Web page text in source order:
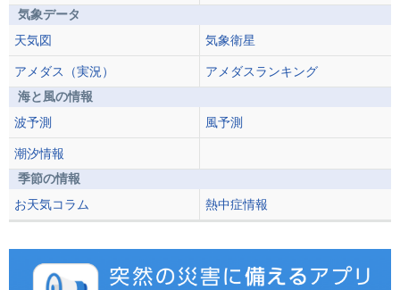
気象データ
天気図
気象衛星
アメダス（実況）
アメダスランキング
海と風の情報
波予測
風予測
潮汐情報
季節の情報
お天気コラム
熱中症情報